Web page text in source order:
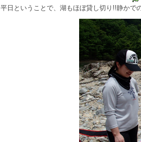
平日ということで、湖もほぼ貸し切り!!静かで